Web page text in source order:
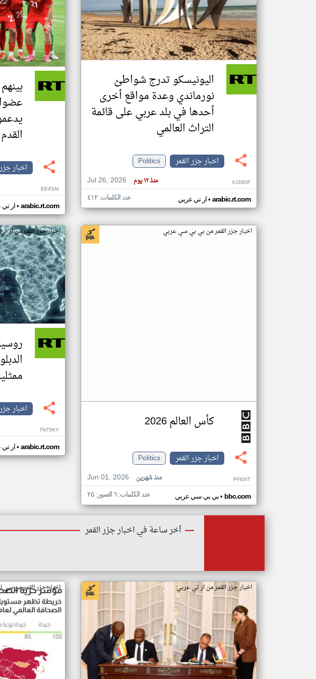
اليونيسكو تدرج شواطئ
نورماندي وعدة مواقع أخرى
أحدها في بلد عربي على قائمة
التراث العالمي
اخبار جزر القمر
Politics
Jul 26, 2026
منذ ١٢ يوم XJ39DF
ار تي عربي• arabic.rt.com عدد الكلمات: ٤١٢
اخبار
EE45AI
ار• arabic.rt.com
اخبار جزر القمر من بي بي سي عربي
كأس العالم 2026
اخبار جزر القمر
Politics
Jun 01, 2026
منذ شهرين PF63IT
بي بي سي عربي• bbc.com عدد الكلمات: ٦ الصور: ٢٥
اخبار جزر القمر من ار
ممثليات
اخبار
TN75KY
ار• arabic.rt.com
أخر ساعة في اخبار جزر القمر
اخبار جزر القمر من ار تي عربي اخبار جزر القمر من سي